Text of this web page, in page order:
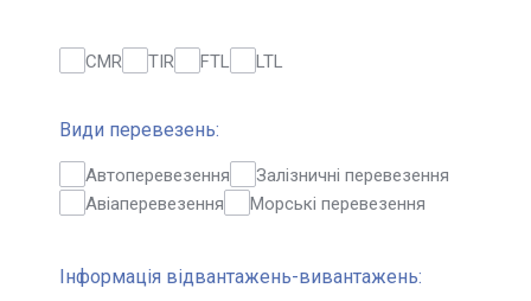
CMR TIR FTL LTL
Види перевезень:
Автоперевезення
Залізничні перевезення
Авіаперевезення
Морські перевезення
Інформація відвантажень-вивантажень: